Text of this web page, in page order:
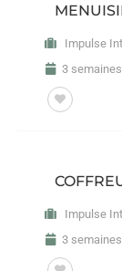
Impulse
3
Impulse
3